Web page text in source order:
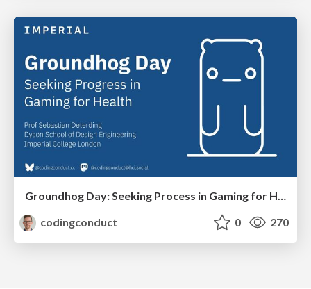
codingconduct
0 270